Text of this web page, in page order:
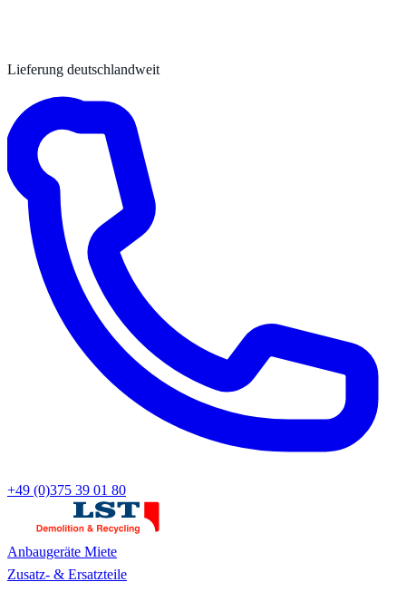
Lieferung deutschlandweit
+49 (0)375 39 01 80
Anbaugeräte Miete
Zusatz- & Ersatzteile